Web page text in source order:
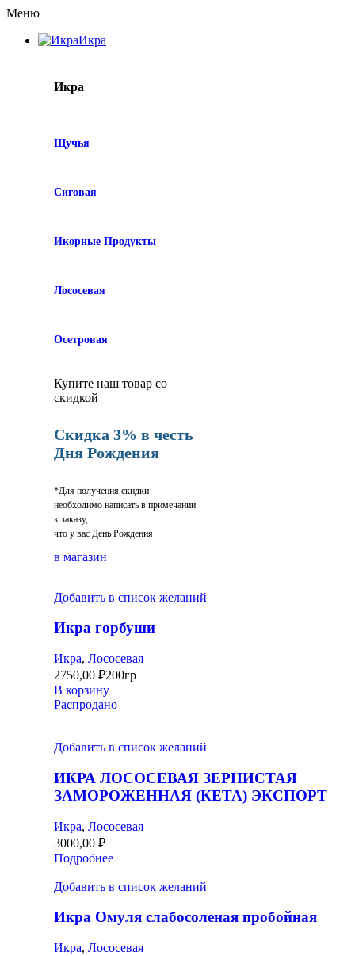
Меню
Икра
Икра
Щучья
Сиговая
Икорные Продукты
Лососевая
Осетровая
Купите наш товар со
скидкой
Скидка 3% в честь
Дня Рождения
*Для получения скидки
необходимо написать в примечании
к заказу,
что у вас День Рождения
в магазин
Добавить в список желаний
Икра горбуши
Икра, Лососевая
2750,00 ₽200гр
В корзину
Распродано
Добавить в список желаний
ИКРА ЛОСОСЕВАЯ ЗЕРНИСТАЯ
ЗАМОРОЖЕННАЯ (КЕТА) ЭКСПОРТ
Икра, Лососевая
3000,00 ₽
Подробнее
Добавить в список желаний
Икра Омуля слабосоленая пробойная
Икра, Лососевая